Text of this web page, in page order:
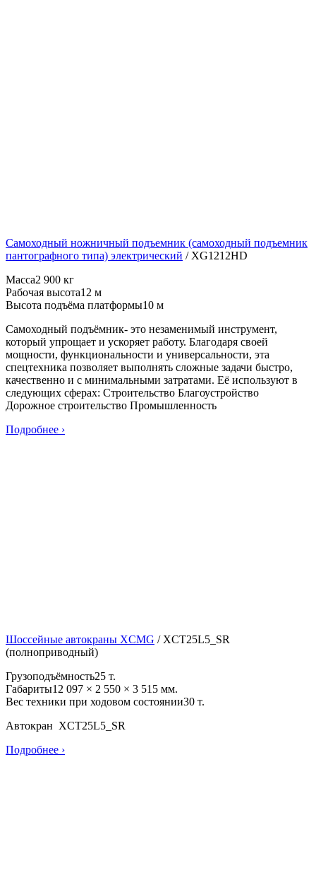
Самоходный ножничный подъемник (самоходный подъемник
пантографного типа) электрический / XG1212HD
Масса2 900 кг
Рабочая высота12 м
Высота подъёма платформы10 м
Самоходный подъёмник- это незаменимый инструмент,
который упрощает и ускоряет работу. Благодаря своей
мощности, функциональности и универсальности, эта
спецтехника позволяет выполнять сложные задачи быстро,
качественно и с минимальными затратами. Её используют в
следующих сферах: Строительство Благоустройство
Дорожное строительство Промышленность
Подробнее ›
Шоссейные автокраны XCMG / XCT25L5_SR
(полноприводный)
Грузоподъёмность25 т.
Габариты12 097 × 2 550 × 3 515 мм.
Вес техники при ходовом состоянии30 т.
Автокран XCT25L5_SR
Подробнее ›